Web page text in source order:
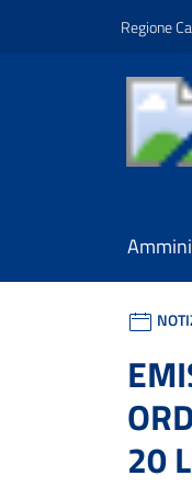
Regione
Contenuti
Città di
Contenuti
20